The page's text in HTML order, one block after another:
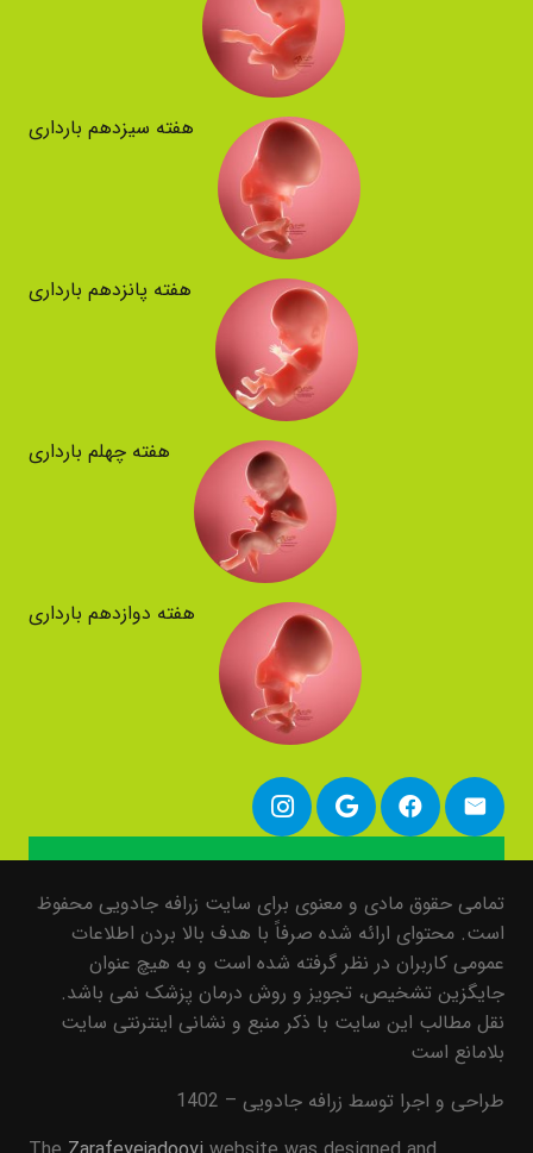
هفته سیزدهم بارداری
هفته پانزدهم بارداری
هفته چهلم بارداری
هفته دوازدهم بارداری
تمامی حقوق مادی و معنوی برای سایت زرافه جادویی محفوظ
است. محتوای ارائه شده صرفاً با هدف بالا بردن اطلاعات
عمومی کاربران در نظر گرفته شده است و به هیچ عنوان
جایگزین تشخیص، تجویز و روش درمان پزشک نمی باشد.
نقل مطالب این سایت با ذکر منبع و نشانی اینترنتی سایت
بلامانع است
طراحی و اجرا توسط زرافه جادویی – 1402